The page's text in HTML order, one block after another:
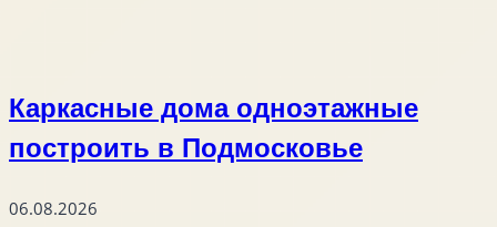
Каркасные дома одноэтажные
построить в Подмосковье
06.08.2026